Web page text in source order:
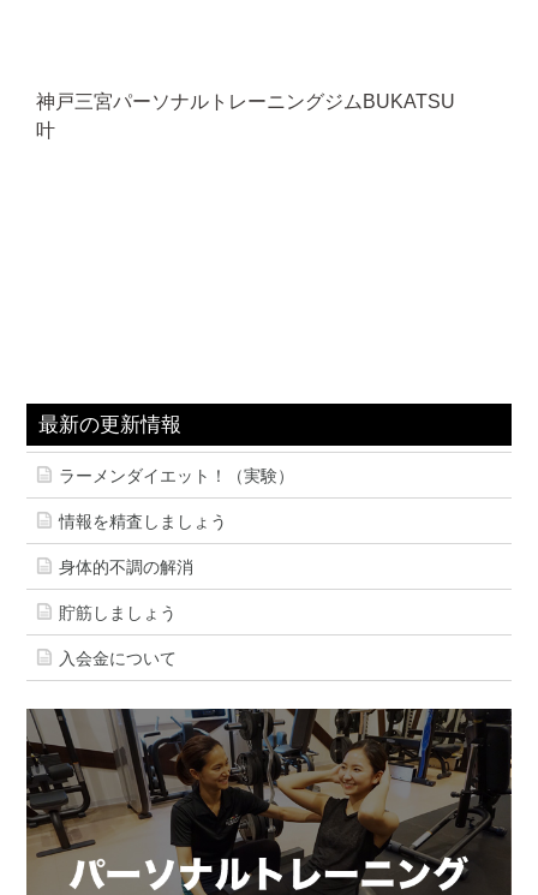
神戸三宮パーソナルトレーニングジムBUKATSU
叶
最新の更新情報
ラーメンダイエット！（実験）
情報を精査しましょう
身体的不調の解消
貯筋しましょう
入会金について